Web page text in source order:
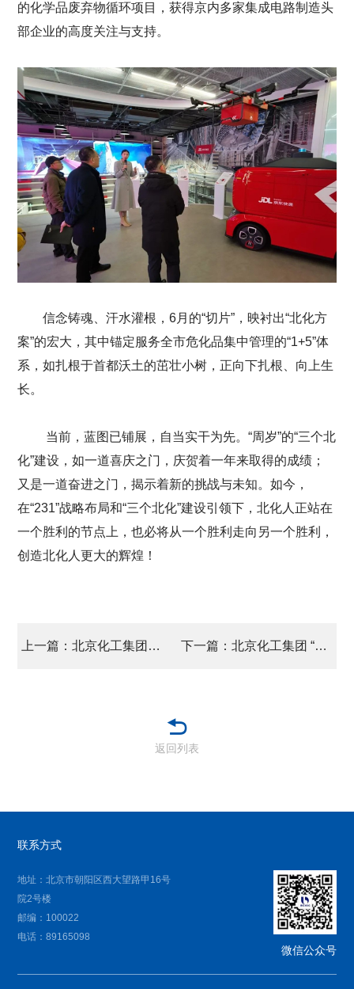
的化学品废弃物循环项目，获得京内多家集成电路制造头
部企业的高度关注与支持。
信念铸魂、汗水灌根，6月的“切片”，映衬出“北化方
案”的宏大，其中锚定服务全市危化品集中管理的“1+5”体
系，如扎根于首都沃土的茁壮小树，正向下扎根、向上生
长。
当前，蓝图已铺展，自当实干为先。“周岁”的“三个北
化”建设，如一道喜庆之门，庆贺着一年来取得的成绩；
又是一道奋进之门，揭示着新的挑战与未知。如今，
在“231”战略布局和“三个北化”建设引领下，北化人正站在
一个胜利的节点上，也必将从一个胜利走向另一个胜利，
创造北化人更大的辉煌！
上一篇：北京化工集团党委 书记讲学习教育专题党课 下一篇：北京化工集团 “安全生产月”活动圆满收官
返回列表
联系方式
地址：北京市朝阳区西大望路甲16号
院2号楼
邮编：100022
电话：89165098
微信公众号